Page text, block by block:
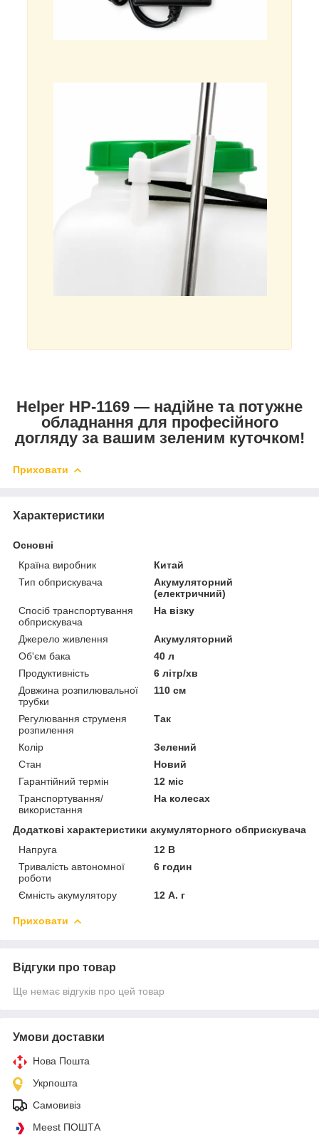
Helper HP-1169 — надійне та потужне
обладнання для професійного
догляду за вашим зеленим куточком!
Приховати
Характеристики
Основні
Країна виробник
Китай
Тип обприскувача
Акумуляторний
(електричний)
Спосіб транспортування
обприскувача
На візку
Джерело живлення
Акумуляторний
Об'єм бака
40 л
Продуктивність
6 літр/хв
Довжина розпилювальної
трубки
110 см
Регулювання струменя
розпилення
Так
Колір
Зелений
Стан
Новий
Гарантійний термін
12 міс
Транспортування/
використання
На колесах
Додаткові характеристики акумуляторного обприскувача
Напруга
12 В
Тривалість автономної
роботи
6 годин
Ємність акумулятору 12 А. г
Приховати
Відгуки про товар
Ще немає відгуків про цей товар
Умови доставки
Нова Пошта
Укрпошта
Самовивіз
Meest ПОШТА